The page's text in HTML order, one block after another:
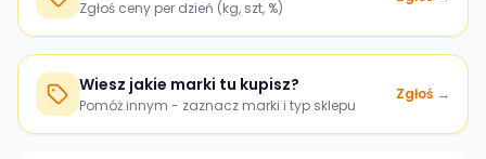
Zgłoś ceny per dzień (kg, szt, %)
Wiesz jakie marki tu kupisz?
Pomóż innym - zaznacz marki i typ sklepu
Zgłoś →